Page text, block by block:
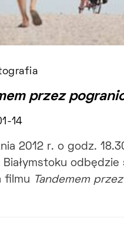
przez
14
2012 r. o godz.
Białymstoku
filmu
Tandemem